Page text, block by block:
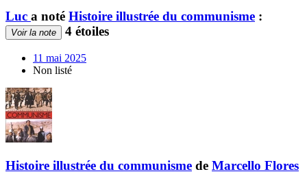
Luc a noté Histoire illustrée du communisme :
Voir la note 4 étoiles
11 mai 2025
Non listé
Histoire illustrée du communisme de Marcello Flores